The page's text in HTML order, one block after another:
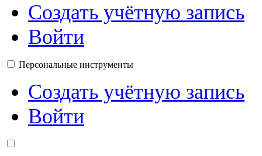
Создать учётную запись
Войти
Персональные инструменты
Создать учётную запись
Войти